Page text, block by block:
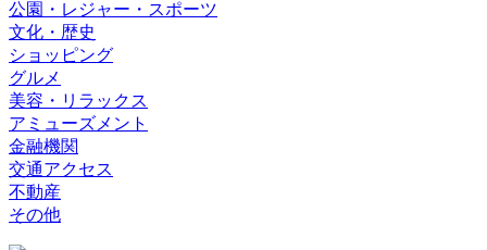
公園・レジャー・スポーツ
文化・歴史
ショッピング
グルメ
美容・リラックス
アミューズメント
金融機関
交通アクセス
不動産
その他